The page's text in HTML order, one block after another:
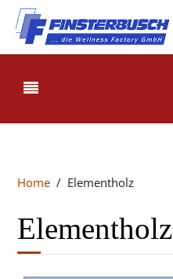
Home Elementholz
Elementholz